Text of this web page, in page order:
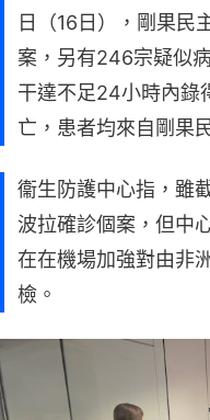
日（16日），剛果民
案，另有246宗疑似
干達不足24小時內錄
亡，患者均來自剛果
衞生防護中心指，雖
波拉確診個案，但中
在在機場加強對由非
檢。